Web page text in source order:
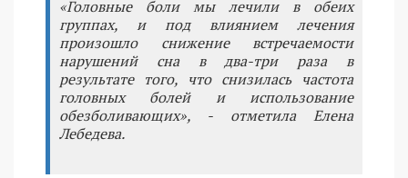
«Головные боли мы лечили в обеих
группах, и под влиянием лечения
произошло снижение встречаемости
нарушений сна в два-три раза в
результате того, что снизилась частота
головных болей и использование
обезболивающих», - отметила Елена
Лебедева.